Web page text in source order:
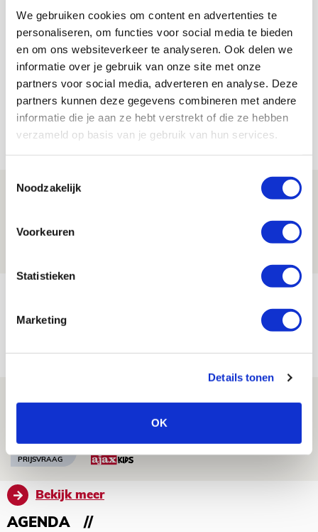
We gebruiken cookies om content en advertenties te
personaliseren, om functies voor social media te bieden
en om ons websiteverkeer te analyseren. Ook delen we
informatie over je gebruik van onze site met onze
partners voor social media, adverteren en analyse. Deze
partners kunnen deze gegevens combineren met andere
informatie die je aan ze hebt verstrekt of die ze hebben
verzameld op basis van je gebruik van hun services.
Noodzakelijk
Voorkeuren
Statistieken
Marketing
Details tonen
OK
Jordy Haak
Bekijk alle berichten van Jordy Haak
Net binnen //
Ajax zet Shelbourne eenvoudig opzij en
06 AUGUSTUS 2026 - 21:52
Ajax - Helmond Sport!
PRIJSVRAAG
Reis jij als mascotte mee naar uitduel
06 AUGUSTUS 2026 - 13:04
PRIJSVRAAG
Bekijk meer
AGENDA